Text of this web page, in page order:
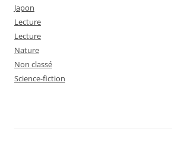
Japon
Lecture
Lecture
Nature
Non classé
Science-fiction